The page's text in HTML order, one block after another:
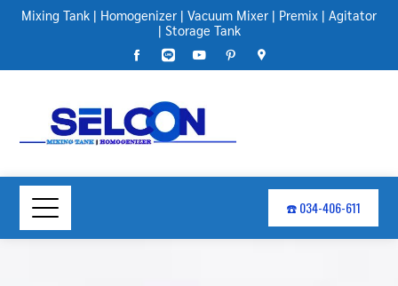
Mixing Tank | Homogenizer | Vacuum Mixer | Premix | Agitator
| Storage Tank
☎️ 034-406-611